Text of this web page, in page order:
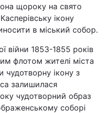
щороку на свято
ікону
в міський собор.
війни 1853-1855 років
флотом жителі міста
ікону з
залишилася
чудотворний образ
соборі